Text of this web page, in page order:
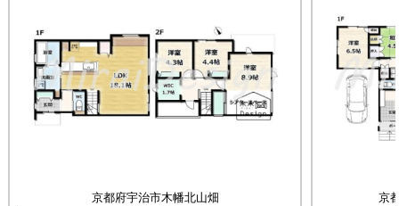
京都府宇治市木幡北山畑 京